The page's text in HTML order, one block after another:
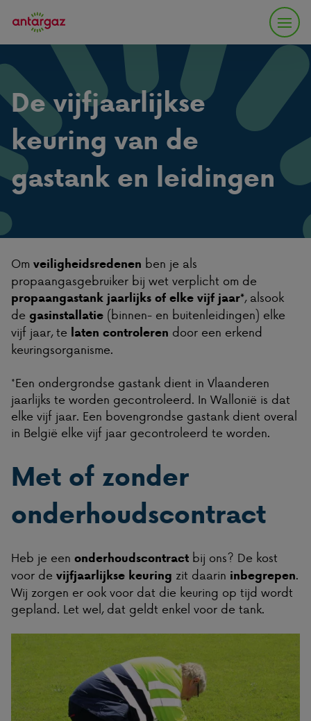
De vijfjaarlijkse
keuring van de
gastank en leidingen
Om veiligheidsredenen ben je als
propaangasgebruiker bij wet verplicht om de
propaangastank jaarlijks of elke vijf jaar*, alsook
de gasinstallatie (binnen- en buitenleidingen) elke
vijf jaar, te laten controleren door een erkend
keuringsorganisme.
*Een ondergrondse gastank dient in Vlaanderen
jaarlijks te worden gecontroleerd. In Wallonië is dat
elke vijf jaar. Een bovengrondse gastank dient overal
in België elke vijf jaar gecontroleerd te worden.
Met of zonder
onderhoudscontract
Heb je een onderhoudscontract bij ons? De kost
voor de vijfjaarlijkse keuring zit daarin inbegrepen.
Wij zorgen er ook voor dat die keuring op tijd wordt
gepland. Let wel, dat geldt enkel voor de tank.